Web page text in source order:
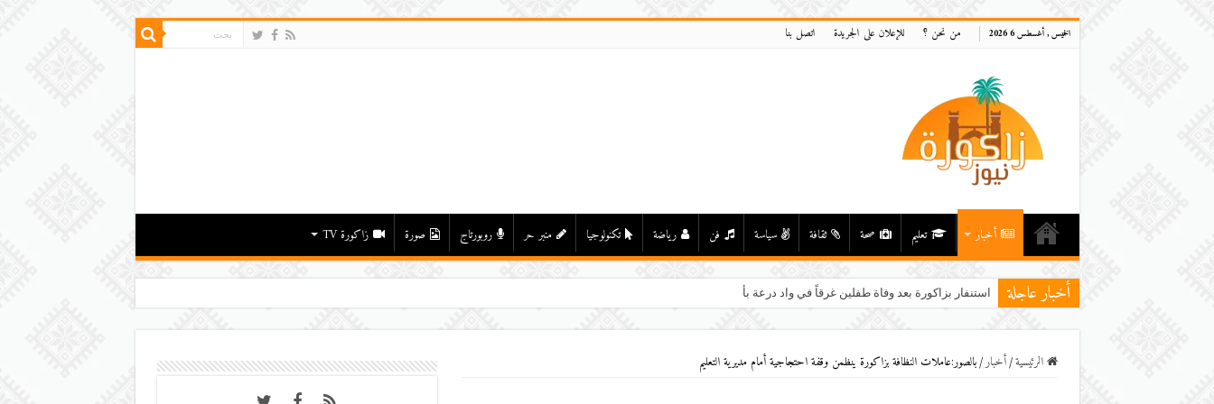
الخميس , أغسطس 6 2026 من نحن ؟ للإعلان على الجريدة اتصل بنا
أخبار تعليم صحة ثقافة سياسة فن رياضة تكنولوجيا منبر حر روبورتاج صورة زاكورة TV
أخبار عاجلة
الرئيسية/أخبار/بالصور:عاملات النظافة بزاكورة ينظمن وقفة احتجاجية أمام مديرية التعليم